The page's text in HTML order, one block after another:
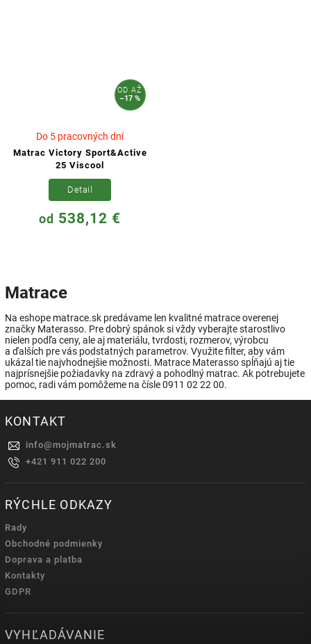
ODAŽ
–17 %
Matrac Victory Sport&Active
25 Viscool
Do 5 pracovných dní
od 538,12 €
Detail
Matrace
Na eshope matrace.sk predávame len kvalitné matrace overenej
značky Materasso. Pre dobrý spánok si vždy vyberajte starostlivo
nielen podľa ceny, ale aj materiálu, tvrdosti, rozmerov, výrobcu
a ďalších pre vás podstatných parametrov. Využite filter, aby vám
ukázal tie najvhodnejšie možnosti. Matrace Materasso spĺňajú aj tie
najprísnejšie požiadavky na zdravý a pohodlný matrac. Ak potrebujete
pomoc, radi vám pomôžeme na čísle 0911 02 22 00.
KONTAKT
info@mojmatrac.sk
+421 911 022 200
RÝCHLE ODKAZY
Rady
Obchodné podmienky
Doprava a platba
Kontakty
GDPR
VYHĽADÁVANIE